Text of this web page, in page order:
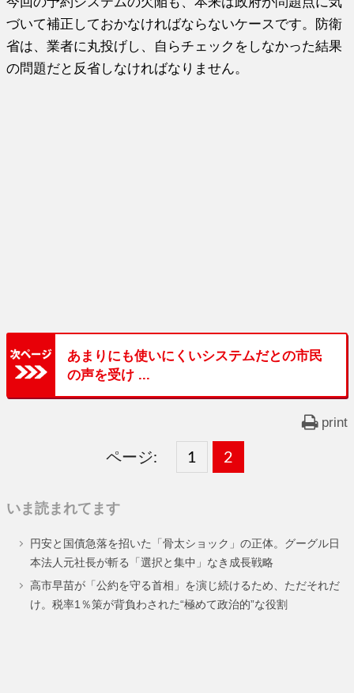
づいて補正しておかなければならないケースです。防衛
省は、業者に丸投げし、自らチェックをしなかった結果
の問題だと反省しなければなりません。
あまりにも使いにくいシステムだとの市民
の声を受け ...
print
ページ:
固
ー
ジ
1 ,
固
ー
ジ
2
いま読まれてます
円安と国債急落を招いた「骨太ショック」の正体。グーグル日
本法人元社長が斬る「選択と集中」なき成長戦略
高市早苗が「公約を守る首相」を演じ続けるため、ただそれだ
け。税率1％策が背負わされた“極めて政治的”な役割